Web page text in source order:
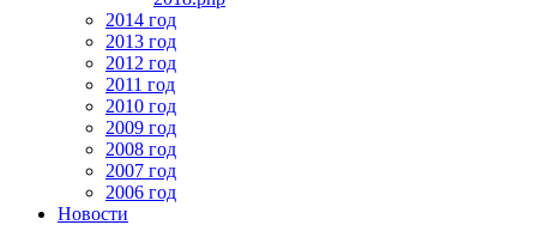
2014 год
2013 год
2012 год
2011 год
2010 год
2009 год
2008 год
2007 год
2006 год
Новости